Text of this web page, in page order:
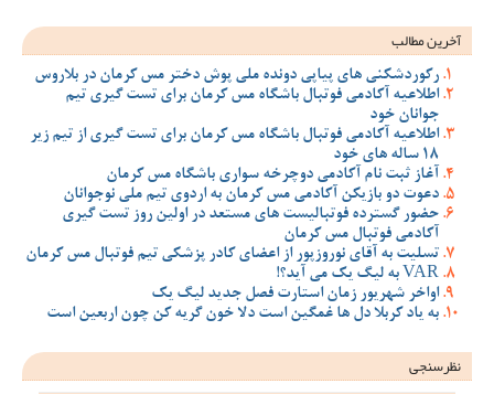
آخرین مطالب
رکوردشکنی های پیاپی دونده ملی پوش دختر مس کرمان در بلاروس
اطلاعیه آکادمی فوتبال باشگاه مس کرمان برای تست گیری تیم
جوانان خود
اطلاعیه آکادمی فوتبال باشگاه مس کرمان برای تست گیری از تیم زیر
18 ساله های خود
آغاز ثبت نام آکادمی دوچرخه سواری باشگاه مس کرمان
دعوت دو بازیکن آکادمی مس کرمان به اردوی تیم ملی نوجوانان
حضور گسترده فوتبالیست های مستعد در اولین روز تست گیری
آکادمی فوتبال مس کرمان
تسلیت به آقای نوروزپور از اعضای کادر پزشکی تیم فوتبال مس کرمان
VAR به لیگ یک می آید؟!
اواخر شهریور زمان استارت فصل جدید لیگ یک
به یاد کربلا دل ها غمگین است دلا خون گریه کن چون اربعین است
نظرسنجی